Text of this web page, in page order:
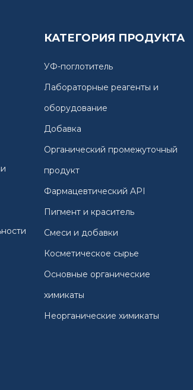
КАТЕГОРИЯ ПРОДУКТА
УФ-поглотитель
Лабораторные реагенты и
оборудование
Добавка
Органический промежуточный
продукт
Фармацевтический API
Пигмент и краситель
Смеси и добавки
Косметическое сырье
Основные органические
химикаты
Неорганические химикаты